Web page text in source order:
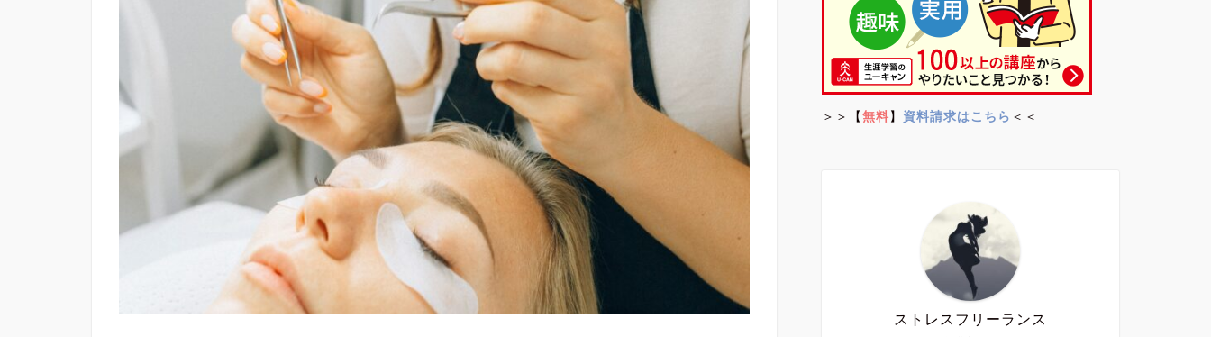
＞＞【 無料 】 資料請求はこちら ＜＜
ストレスフリーランス